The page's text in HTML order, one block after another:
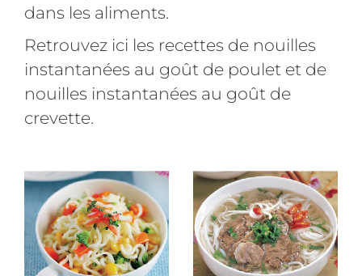
dans les aliments.
Retrouvez ici les recettes de nouilles
instantanées au goût de poulet et de
nouilles instantanées au goût de
crevette.